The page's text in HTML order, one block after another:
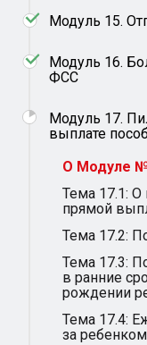
Модуль 15.
Модуль 16.
ФСС
Модуль 17.
выплате
О Модуле
Тема 17.1:
прямой
Тема 17.2:
Тема 17.3:
в ранние
рождении
Тема 17.4:
за ребенком